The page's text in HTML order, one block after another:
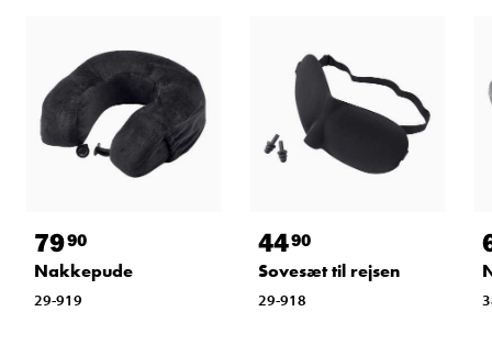
7990
Nakkepude
29-919
4490
Sovesæt til rejsen
29-918